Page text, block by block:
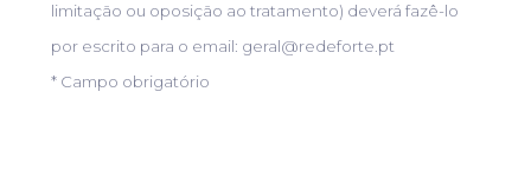
limitação ou oposição ao tratamento) deverá fazê-lo
por escrito para o email: geral@redeforte.pt
* Campo obrigatório